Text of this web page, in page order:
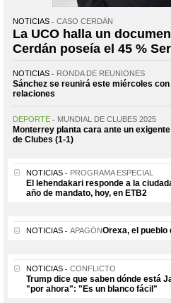
NOTICIAS CASO CERDÁN
La UCO halla un
Cerdán poseía el 45 %
NOTICIAS RONDA DE REUNIONES
Sánchez se reunirá este miércoles
relaciones
DEPORTE MUNDIAL DE CLUBES 2025
Monterrey planta cara ante un
de Clubes (1-1)
NOTICIAS PROGRAMA ESPECIAL
El lehendakari responde a la
año de mandato, hoy, en ETB2
NOTICIAS APAGÓNOrexa, el
NOTICIAS CONFLICTO
Trump dice que saben dónde está
"por ahora": "Es un blanco fácil"